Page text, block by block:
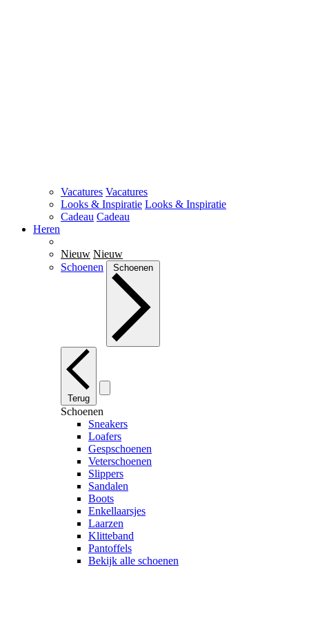
Vacatures Vacatures
Looks & Inspiratie Looks & Inspiratie
Cadeau Cadeau
Heren
Nieuw Nieuw
Schoenen
Schoenen
Terug
Schoenen
Sneakers
Loafers
Gespschoenen
Veterschoenen
Slippers
Sandalen
Boots
Enkellaarsjes
Laarzen
Klitteband
Pantoffels
Bekijk alle schoenen